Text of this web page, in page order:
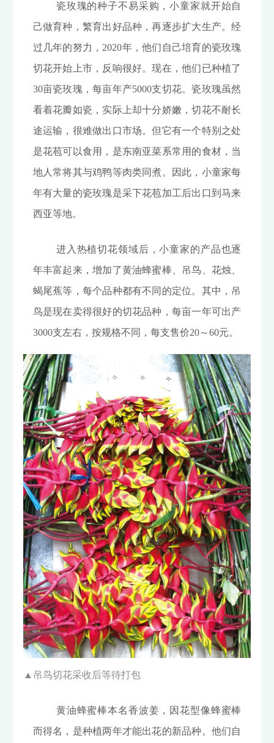
瓷玫瑰的种子不易采购，小童家就开始自
己做育种，繁育出好品种，再逐步扩大生产。经
过几年的努力，2020年，他们自己培育的瓷玫瑰
切花开始上市，反响很好。现在，他们已种植了
30亩瓷玫瑰，每亩年产5000支切花。瓷玫瑰虽然
看着花瓣如瓷，实际上却十分娇嫩，切花不耐长
途运输，很难做出口市场。但它有一个特别之处
是花苞可以食用，是东南亚菜系常用的食材，当
地人常将其与鸡鸭等肉类同煮。因此，小童家每
年有大量的瓷玫瑰是采下花苞加工后出口到马来
西亚等地。
进入热植切花领域后，小童家的产品也逐
年丰富起来，增加了黄油蜂蜜棒、吊鸟、花烛、
蝎尾蕉等，每个品种都有不同的定位。其中，吊
鸟是现在卖得很好的切花品种，每亩一年可出产
3000支左右，按规格不同，每支售价20～60元。
▲吊鸟切花采收后等待打包
黄油蜂蜜棒本名香波姜，因花型像蜂蜜棒
而得名，是种植两年才能出花的新品种。他们自